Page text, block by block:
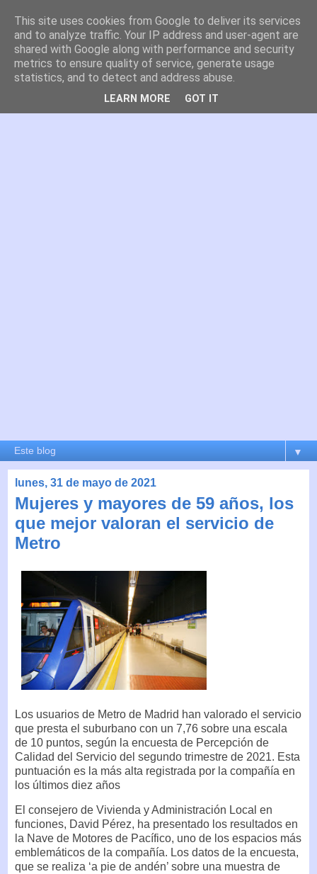
es por madrid
El blog de Madrid y su actualidad, proyectos, transporte,
movilidad, arquitectura, participación, medio ambiente,
educación, empleo, ...
▼
lunes, 31 de mayo de 2021
Mujeres y mayores de 59 años, los
que mejor valoran el servicio de
Metro
Los usuarios de Metro de Madrid han valorado el servicio
que presta el suburbano con un 7,76 sobre una escala
de 10 puntos, según la encuesta de Percepción de
Calidad del Servicio del segundo trimestre de 2021. Esta
puntuación es la más alta registrada por la compañía en
los últimos diez años
El consejero de Vivienda y Administración Local en
funciones, David Pérez, ha presentado los resultados en
la Nave de Motores de Pacífico, uno de los espacios más
emblemáticos de la compañía. Los datos de la encuesta,
que se realiza ‘a pie de andén’ sobre una muestra de
This site uses cookies from Google to deliver its services
and to analyze traffic. Your IP address and user-agent are
shared with Google along with performance and security
metrics to ensure quality of service, generate usage
statistics, and to detect and address abuse.
LEARN MORE GOT IT